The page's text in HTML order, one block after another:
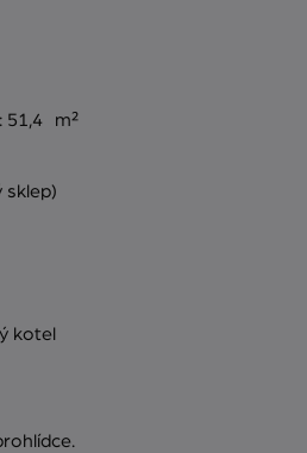
51,4 m²
sklep)
kotel